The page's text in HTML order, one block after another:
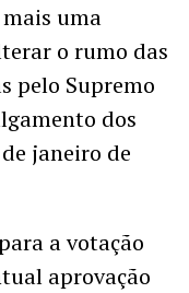
uma
o rumo das
pelo Supremo
dos
janeiro de
a votação
aprovação